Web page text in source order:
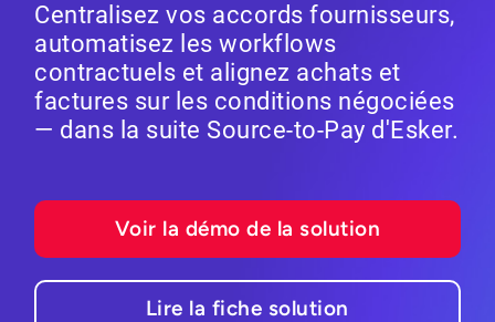
Centralisez vos accords fournisseurs,
automatisez les workflows
contractuels et alignez achats et
factures sur les conditions négociées
— dans la suite Source-to-Pay d'Esker.
Voir la démo de la solution
Lire la fiche solution